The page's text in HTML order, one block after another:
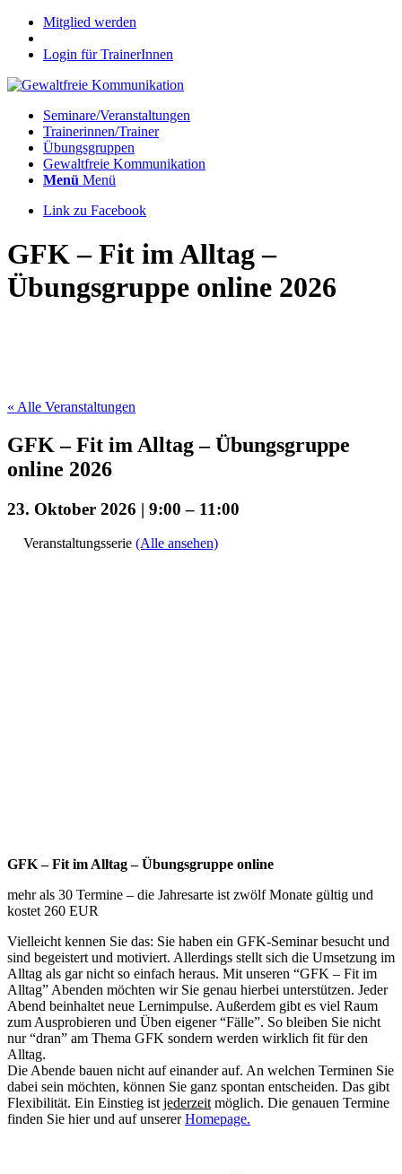
Mitglied werden
Login für TrainerInnen
Seminare/Veranstaltungen
Trainerinnen/Trainer
Übungsgruppen
Gewaltfreie Kommunikation
Menü Menü
Link zu Facebook
GFK – Fit im Alltag –
Übungsgruppe online 2026
« Alle Veranstaltungen
GFK – Fit im Alltag – Übungsgruppe
online 2026
23. Oktober 2026 | 9:00 – 11:00
Veranstaltungsserie (Alle ansehen)
GFK – Fit im Alltag – Übungsgruppe online
mehr als 30 Termine – die Jahresarte ist zwölf Monate gültig und
kostet 260 EUR
Vielleicht kennen Sie das: Sie haben ein GFK-Seminar besucht und
sind begeistert und motiviert. Allerdings stellt sich die Umsetzung im
Alltag als gar nicht so einfach heraus. Mit unseren “GFK – Fit im
Alltag” Abenden möchten wir Sie genau hierbei unterstützen. Jeder
Abend beinhaltet neue Lernimpulse. Außerdem gibt es viel Raum
zum Ausprobieren und Üben eigener “Fälle”. So bleiben Sie nicht
nur “dran” am Thema GFK sondern werden wirklich fit für den
Alltag.
Die Abende bauen nicht auf einander auf. An welchen Terminen Sie
dabei sein möchten, können Sie ganz spontan entscheiden. Das gibt
Flexibilität. Ein Einstieg istjederzeitmöglich. Die genauen Termine
finden Sie hier und auf unsererHomepage.